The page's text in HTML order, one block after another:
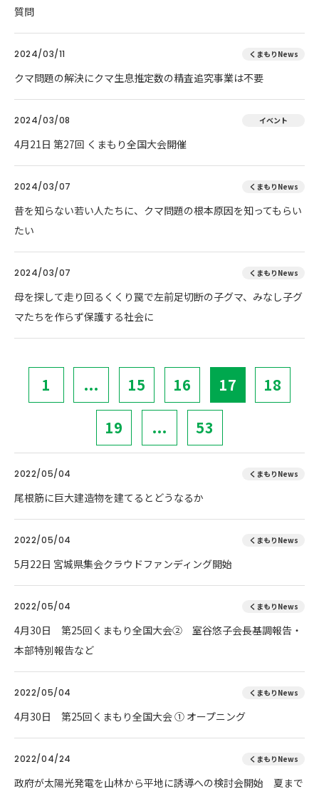
質問
2024/03/11 くまもりNews
クマ問題の解決にクマ生息推定数の精査追究事業は不要
2024/03/08 イベント
4月21日 第27回 くまもり全国大会開催
2024/03/07 くまもりNews
昔を知らない若い人たちに、クマ問題の根本原因を知ってもらい
たい
2024/03/07 くまもりNews
母を探して走り回るくくり罠で左前足切断の子グマ、みなし子グ
マたちを作らず保護する社会に
1 ... 15 16 17 18
19 ... 53
2022/05/04 くまもりNews
尾根筋に巨大建造物を建てるとどうなるか
2022/05/04 くまもりNews
5月22日 宮城県集会クラウドファンディング開始
2022/05/04 くまもりNews
4月30日 第25回くまもり全国大会② 室谷悠子会長基調報告・
本部特別報告など
2022/05/04 くまもりNews
4月30日 第25回くまもり全国大会 ① オープニング
2022/04/24 くまもりNews
政府が太陽光発電を山林から平地に誘導への検討会開始 夏まで